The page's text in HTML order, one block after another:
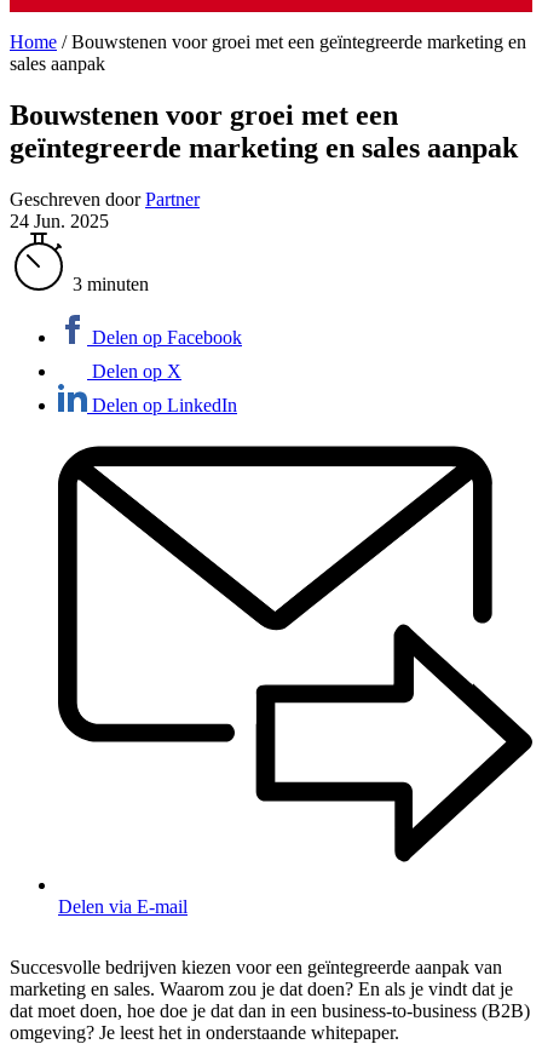
Home /Bouwstenen voor groei met een geïntegreerde marketing en
sales aanpak
Bouwstenen voor groei met een
geïntegreerde marketing en sales aanpak
Geschreven doorPartner
24 Jun. 2025
3 minuten
Delen op Facebook
Delen op X
Delen op LinkedIn
Delen via E-mail
Succesvolle bedrijven kiezen voor een geïntegreerde aanpak van
marketing en sales. Waarom zou je dat doen? En als je vindt dat je
dat moet doen, hoe doe je dat dan in een business-to-business (B2B)
omgeving? Je leest het in onderstaande whitepaper.